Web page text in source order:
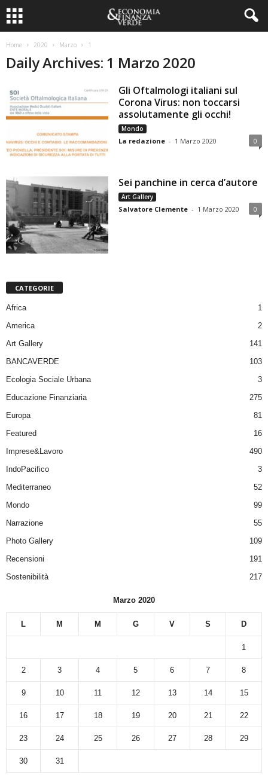
Home 2020 Marzo 1
Daily Archives: 1 Marzo 2020
Gli Oftalmologi italiani sul
Corona Virus: non toccarsi
assolutamente gli occhi!
Mondo
La redazione - 1 Marzo 2020 0
Sei panchine in cerca d’autore
Art Gallery
Salvatore Clemente - 1 Marzo 2020 0
CATEGORIE
Africa
1
America
2
Art Gallery
141
BANCAVERDE
103
Ecologia Sociale Urbana
3
Educazione Finanziaria
275
Europa
81
Featured
16
Imprese&Lavoro
490
IndoPacifico
3
Mediterraneo
52
Mondo
99
Narrazione
55
Photo Gallery
109
Recensioni
191
Sostenibilità
217
Marzo 2020
L M M G V S D
1
2 3 4 5 6 7 8
9 10 11 12 13 14 15
16 17 18 19 20 21 22
23 24 25 26 27 28 29
30
31